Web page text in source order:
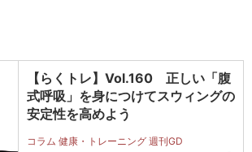
【らくトレ】Vol.160 正しい「腹
式呼吸」を身につけてスウィングの
安定性を高めよう
コラム 健康・トレーニング 週刊GD